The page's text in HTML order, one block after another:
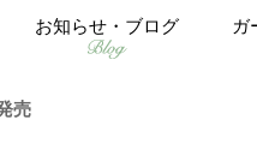
お知らせ・ブログ ガ
売